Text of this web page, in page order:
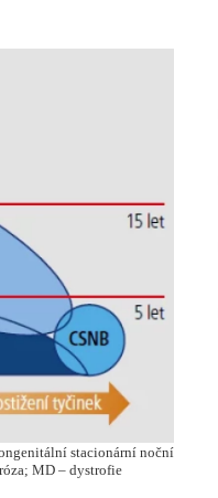
stacionární noční
MD – dystrofie